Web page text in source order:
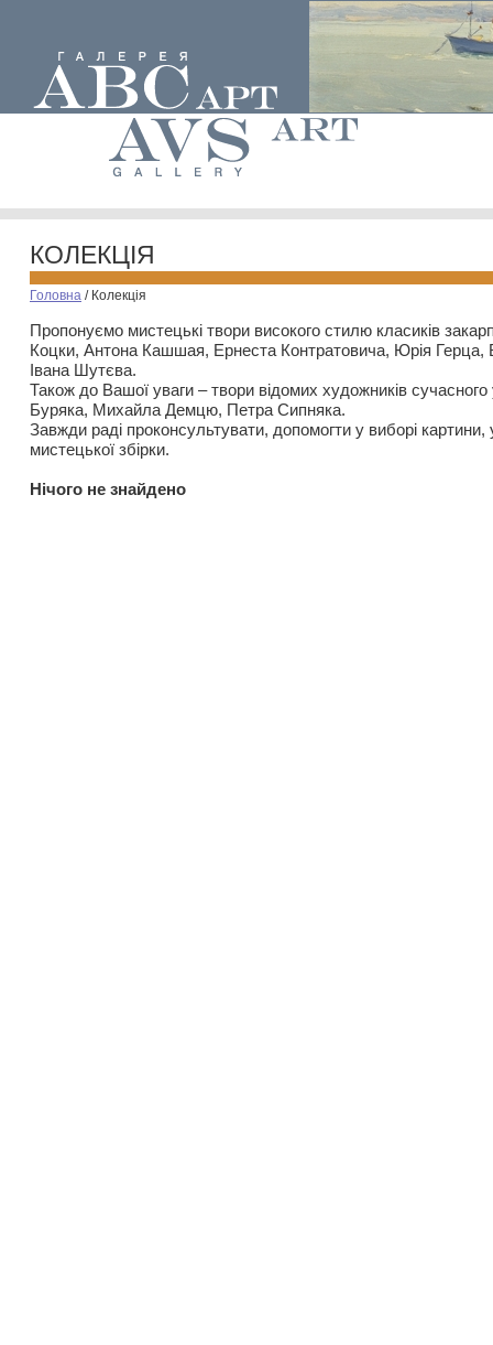
КОЛЕКЦІЯ
Головна / Колекція
Пропонуємо мистецькі твори високого стилю класиків
Коцки, Антона Кашшая, Ернеста Контратовича, Юрія
Івана Шутєва.
Також до Вашої уваги – твори відомих художників
Буряка, Михайла Демцю, Петра Сипняка.
Завжди раді проконсультувати, допомогти у виборі картини,
мистецької збірки.
Нiчого не знайдено